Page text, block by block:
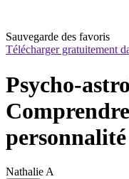
Sauvegarde des favoris
Télécharger gratuitement
Psycho-
l'âme
Nathalie A